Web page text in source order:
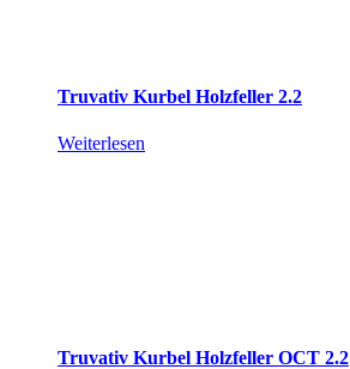
Truvativ Kurbel Holzfeller 2.2
Weiterlesen
Truvativ Kurbel Holzfeller OCT 2.2